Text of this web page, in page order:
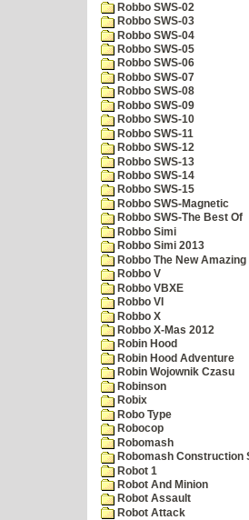
Robbo SWS-02
Robbo SWS-03
Robbo SWS-04
Robbo SWS-05
Robbo SWS-06
Robbo SWS-07
Robbo SWS-08
Robbo SWS-09
Robbo SWS-10
Robbo SWS-11
Robbo SWS-12
Robbo SWS-13
Robbo SWS-14
Robbo SWS-15
Robbo SWS-Magnetic
Robbo SWS-The Best Of
Robbo Simi
Robbo Simi 2013
Robbo The New
Robbo V
Robbo VBXE
Robbo VI
Robbo X
Robbo X-Mas 2012
Robin Hood
Robin Hood Adventure
Robin Wojownik Czasu
Robinson
Robix
Robo Type
Robocop
Robomash
Robomash Construction
Robot 1
Robot And Minion
Robot Assault
Robot Attack